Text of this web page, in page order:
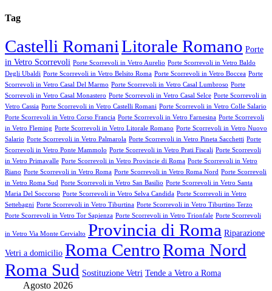
Tag
Castelli RomaniLitorale Romano Porte
in Vetro Scorrevoli Porte Scorrevoli in Vetro Aurelio Porte Scorrevoli in Vetro Baldo
Degli Ubaldi Porte Scorrevoli in Vetro Belsito Roma Porte Scorrevoli in Vetro Boccea Porte
Scorrevoli in Vetro Casal Del Marmo Porte Scorrevoli in Vetro Casal Lumbroso Porte
Scorrevoli in Vetro Casal Monastero Porte Scorrevoli in Vetro Casal Selce Porte Scorrevoli in
Vetro Cassia Porte Scorrevoli in Vetro Castelli Romani Porte Scorrevoli in Vetro Colle Salario
Porte Scorrevoli in Vetro Corso Francia Porte Scorrevoli in Vetro Farnesina Porte Scorrevoli
in Vetro Fleming Porte Scorrevoli in Vetro Litorale Romano Porte Scorrevoli in Vetro Nuovo
Salario Porte Scorrevoli in Vetro Palmarola Porte Scorrevoli in Vetro Pineta Sacchetti Porte
Scorrevoli in Vetro Ponte Mammolo Porte Scorrevoli in Vetro Prati Fiscali Porte Scorrevoli
in Vetro Primavalle Porte Scorrevoli in Vetro Provincie di Roma Porte Scorrevoli in Vetro
Riano Porte Scorrevoli in Vetro Roma Porte Scorrevoli in Vetro Roma Nord Porte Scorrevoli
in Vetro Roma Sud Porte Scorrevoli in Vetro San Basilio Porte Scorrevoli in Vetro Santa
Maria Del Soccorso Porte Scorrevoli in Vetro Selva Candida Porte Scorrevoli in Vetro
Settebagni Porte Scorrevoli in Vetro Tiburtina Porte Scorrevoli in Vetro Tiburtino Terzo
Porte Scorrevoli in Vetro Tor Sapienza Porte Scorrevoli in Vetro Trionfale Porte Scorrevoli
in Vetro Via Monte Cervialto Provincia di Roma Riparazione
Vetri a domicilio Roma CentroRoma Nord
Roma Sud Sostituzione Vetri Tende a Vetro a Roma
Agosto 2026